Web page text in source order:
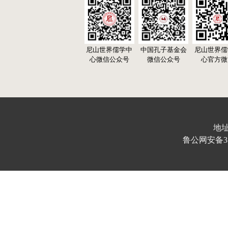
尼山世界儒学中
心微信公众号
中国孔子基金会
微信公众号
尼山世界
心官方
地
鲁公网安备